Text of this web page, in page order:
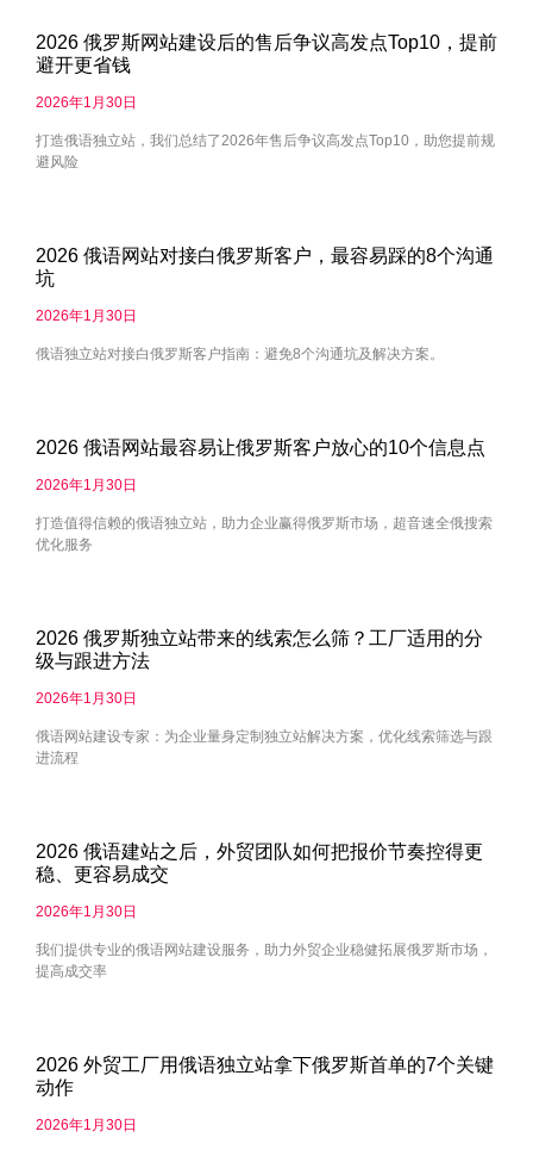
2026 俄罗斯网站建设后的售后争议高发点Top10，提前
避开更省钱
2026年1月30日
打造俄语独立站，我们总结了2026年售后争议高发点Top10，助您提前规
避风险
2026 俄语网站对接白俄罗斯客户，最容易踩的8个沟通
坑
2026年1月30日
俄语独立站对接白俄罗斯客户指南：避免8个沟通坑及解决方案。
2026 俄语网站最容易让俄罗斯客户放心的10个信息点
2026年1月30日
打造值得信赖的俄语独立站，助力企业赢得俄罗斯市场，超音速全俄搜索
优化服务
2026 俄罗斯独立站带来的线索怎么筛？工厂适用的分
级与跟进方法
2026年1月30日
俄语网站建设专家：为企业量身定制独立站解决方案，优化线索筛选与跟
进流程
2026 俄语建站之后，外贸团队如何把报价节奏控得更
稳、更容易成交
2026年1月30日
我们提供专业的俄语网站建设服务，助力外贸企业稳健拓展俄罗斯市场，
提高成交率
2026 外贸工厂用俄语独立站拿下俄罗斯首单的7个关键
动作
2026年1月30日